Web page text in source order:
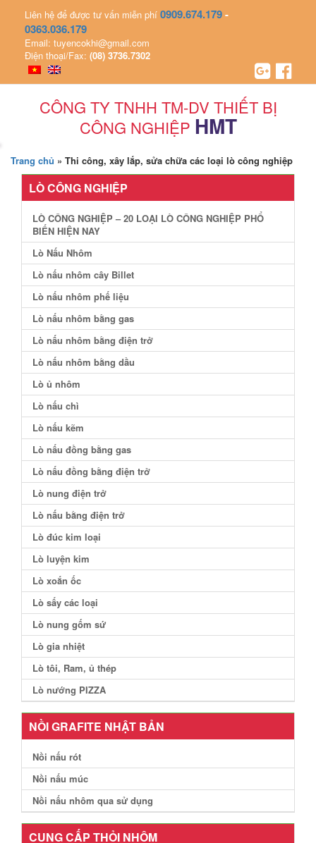
Liên hệ để được tư vấn miễn phí 0909.674.179-
0363.036.179
Email: tuyencokhi@gmail.com
Điện thoại/Fax: (08) 3736.7302
CÔNG TY TNHH TM-DV THIẾT BỊ
CÔNG NGHIỆP HMT
Trang chủ » Thi công, xây lắp, sửa chữa các loại lò công nghiệp
LÒ CÔNG NGHIỆP
LÒ CÔNG NGHIỆP – 20 LOẠI LÒ CÔNG NGHIỆP PHỔ
BIẾN HIỆN NAY
Lò Nấu Nhôm
Lò nấu nhôm cây Billet
Lò nấu nhôm phế liệu
Lò nấu nhôm bằng gas
Lò nấu nhôm bằng điện trở
Lò nấu nhôm bằng dầu
Lò ủ nhôm
Lò nấu chì
Lò nấu kẽm
Lò nấu đồng bằng gas
Lò nấu đồng bằng điện trở
Lò nung điện trở
Lò nấu bằng điện trở
Lò đúc kim loại
Lò luyện kim
Lò xoắn ốc
Lò sấy các loại
Lò nung gốm sứ
Lò gia nhiệt
Lò tôi, Ram, ủ thép
Lò nướng PIZZA
NỒI GRAFITE NHẬT BẢN
Nồi nấu rót
Nồi nấu múc
Nồi nấu nhôm qua sử dụng
CUNG CẤP THỎI NHÔM